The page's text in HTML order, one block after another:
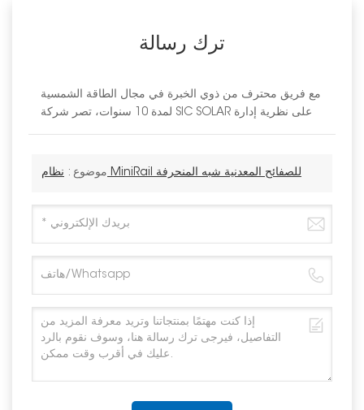
ترك رسالة
مع فريق محترف من ذوي الخبرة في مجال الطاقة الشمسية
لمدة 10 سنوات، تصر شركة SIC SOLAR على نظرية إدارة
موضوع : نظام MiniRail للصفائح المعدنية شبه المنحرفة